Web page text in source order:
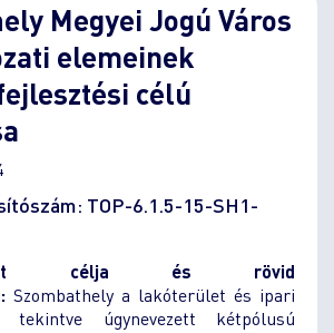
Megyei Jogú Város
elemeinek
célú
TOP-6.1.5-15-SH1-
célja és rövid
Szombathely a lakóterület és ipari
tekintve úgynevezett kétpólusú